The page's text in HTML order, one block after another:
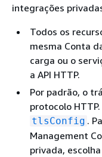
integrações
Todos os
mesma Conta
carga ou o
a API HTTP.
Por padrão, o
protocolo
tlsConfig .
Management
privada, escolha